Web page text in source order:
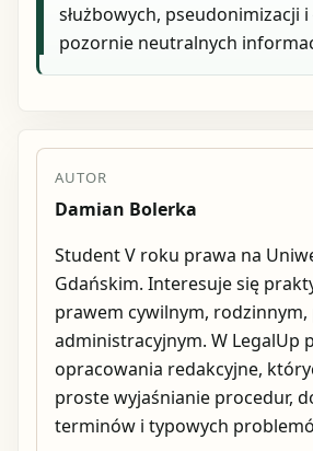
służbowych, pseudonimizacji i
pozornie neutralnych
AUTOR
Damian Bolerka
Student V roku prawa na
Gdańskim. Interesuje się
prawem cywilnym, rodzinnym,
administracyjnym. W LegalUp
opracowania redakcyjne,
proste wyjaśnianie procedur,
terminów i typowych